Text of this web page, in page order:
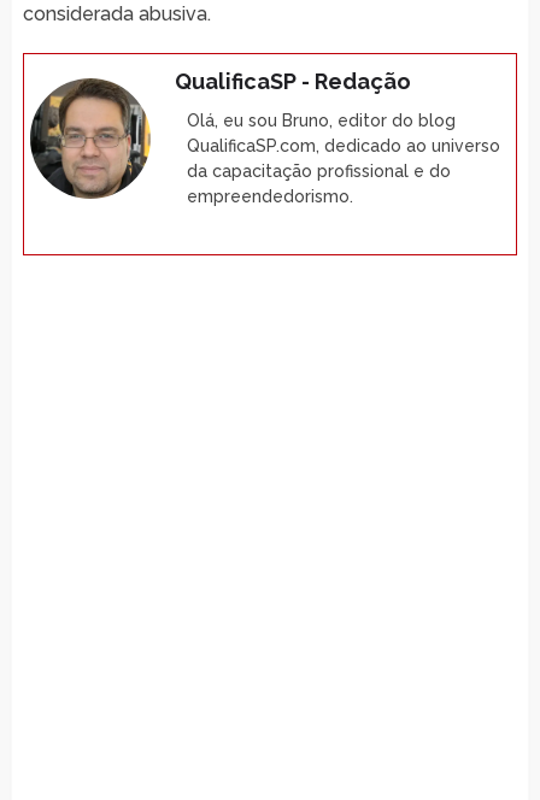
considerada abusiva.
QualificaSP - Redação
Olá, eu sou Bruno, editor do blog
QualificaSP.com, dedicado ao universo
da capacitação profissional e do
empreendedorismo.